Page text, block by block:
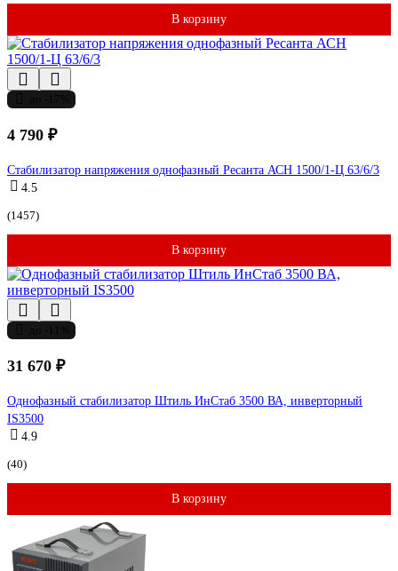
В корзину
4 790 ₽
Стабилизатор напряжения однофазный Ресанта АСН 1500/1-Ц 63/6/3
4.5
(1457)
В корзину
31 670 ₽
Однофазный стабилизатор Штиль ИнСтаб 3500 ВА, инверторный
IS3500
4.9
(40)
В корзину